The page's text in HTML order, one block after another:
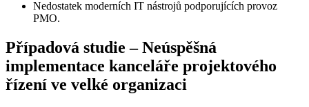
Nedostatek moderních IT nástrojů podporujících provoz
PMO.
Případová studie – Neúspěšná
implementace kanceláře projektového
řízení ve velké organizaci